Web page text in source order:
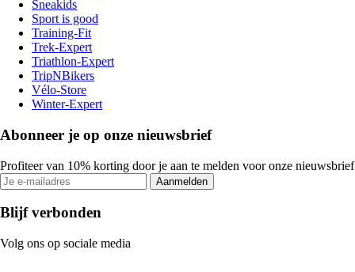
Sneakids
Sport is good
Training-Fit
Trek-Expert
Triathlon-Expert
TripNBikers
Vélo-Store
Winter-Expert
Abonneer je op onze nieuwsbrief
Profiteer van 10% korting door je aan te melden voor onze nieuwsbrief
Aanmelden
Blijf verbonden
Volg ons op sociale media